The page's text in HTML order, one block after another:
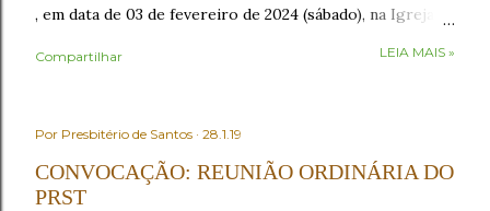
, em data de 03 de fevereiro de 2024 (sábado), na Igreja
Aguiar, nº 612, Centro, São Vicente/SP, como segue: •
Ato de Verificação de Poderes , os Presbíteros
representantes das igrejas tomarão assento mediante a
apresentação da Credencial (Carteiro de Presbitero) ,
Compartilhar LEIA MAIS »
Por Presbitério de Santos 28.1.19
CONVOCAÇÃO: REUNIÃO ORDINÁRIA DO
PRST